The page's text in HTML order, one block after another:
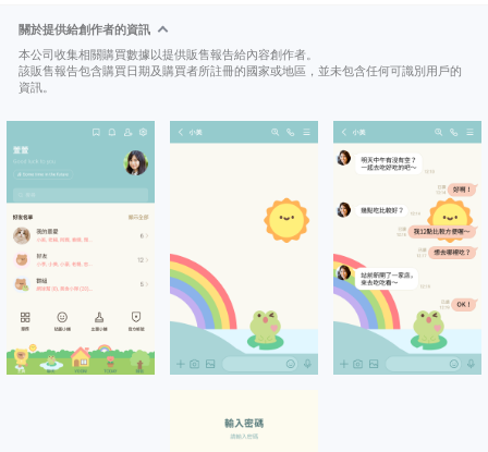
關於提供給創作者的資訊
本公司收集相關購買數據以提供販售報告給內容創作者。
該販售報告包含購買日期及購買者所註冊的國家或地區，並未包含任何可識別用戶的
資訊。